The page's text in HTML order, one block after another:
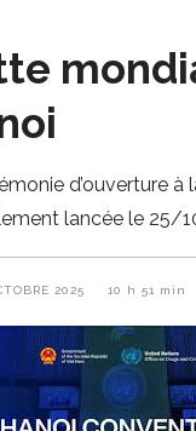
d’ouverture
lancée le 25/
2025 10 h 51 min